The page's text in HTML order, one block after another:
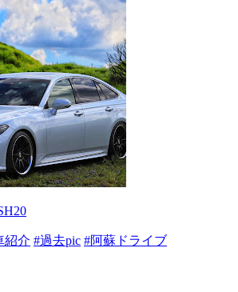
紹介 #過去pic #阿蘇ドライブ